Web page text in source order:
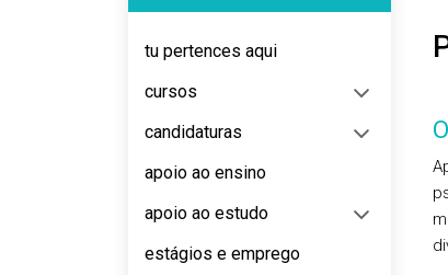
tu pertences aqui
cursos
candidaturas
apoio ao ensino
apoio ao estudo
estágios e emprego